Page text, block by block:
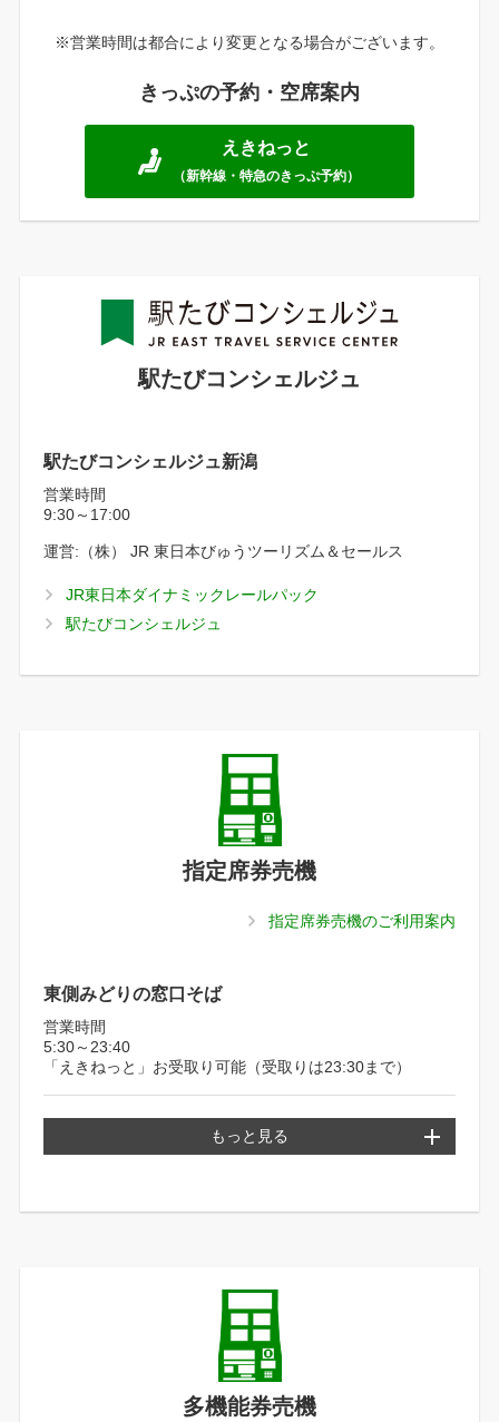
※営業時間は都合により変更となる場合がございます。
きっぷの予約・空席案内
えきねっと
（新幹線・特急のきっぷ予約）
駅たびコンシェルジュ
駅たびコンシェルジュ新潟
営業時間
9:30～17:00
運営:（株） JR 東日本びゅうツーリズム＆セールス
JR東日本ダイナミックレールパック
駅たびコンシェルジュ
指定席券売機
指定席券売機のご利用案内
東側みどりの窓口そば
営業時間
5:30～23:40
「えきねっと」お受取り可能（受取りは23:30まで）
もっと見る
多機能券売機